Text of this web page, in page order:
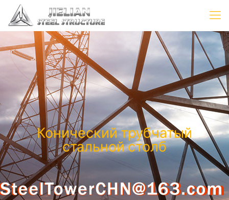
Конический трубчатый
стальной столб